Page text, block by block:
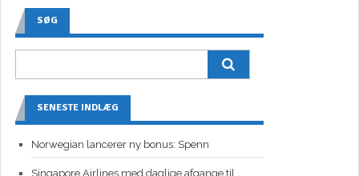
SØG
SENESTE INDLÆG
Norwegian lancerer ny bonus: Spenn
Singapore Airlines med daglige afgange til